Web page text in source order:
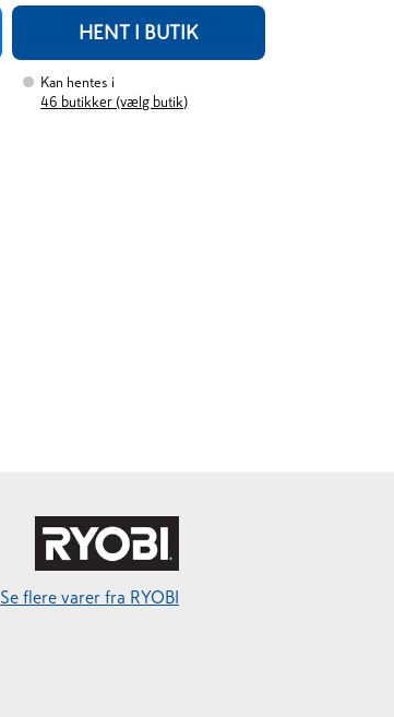
HENT I BUTIK
Kan hentes i
46 butikker (vælg butik)
Se flere varer fra RYOBI